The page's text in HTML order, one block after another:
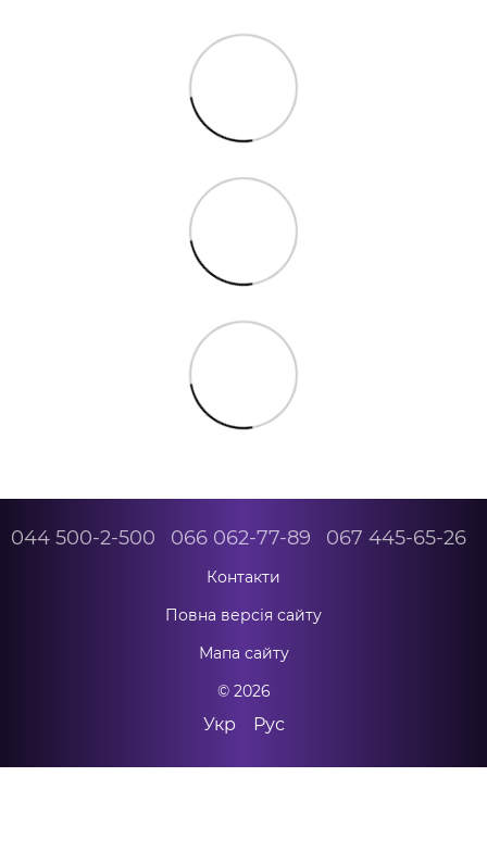
044 500-2-500 066 062-77-89 067 445-65-26
Контакти
Повна версія сайту
Мапа сайту
© 2026
Укр Рус